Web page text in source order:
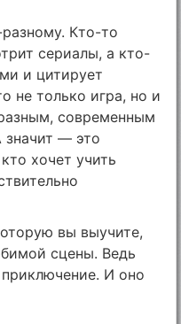
Кто-то
сериалы, а кто-
и цитирует
не только игра, но и
современным
— это
хочет учить
вы выучите,
сцены. Ведь
И оно